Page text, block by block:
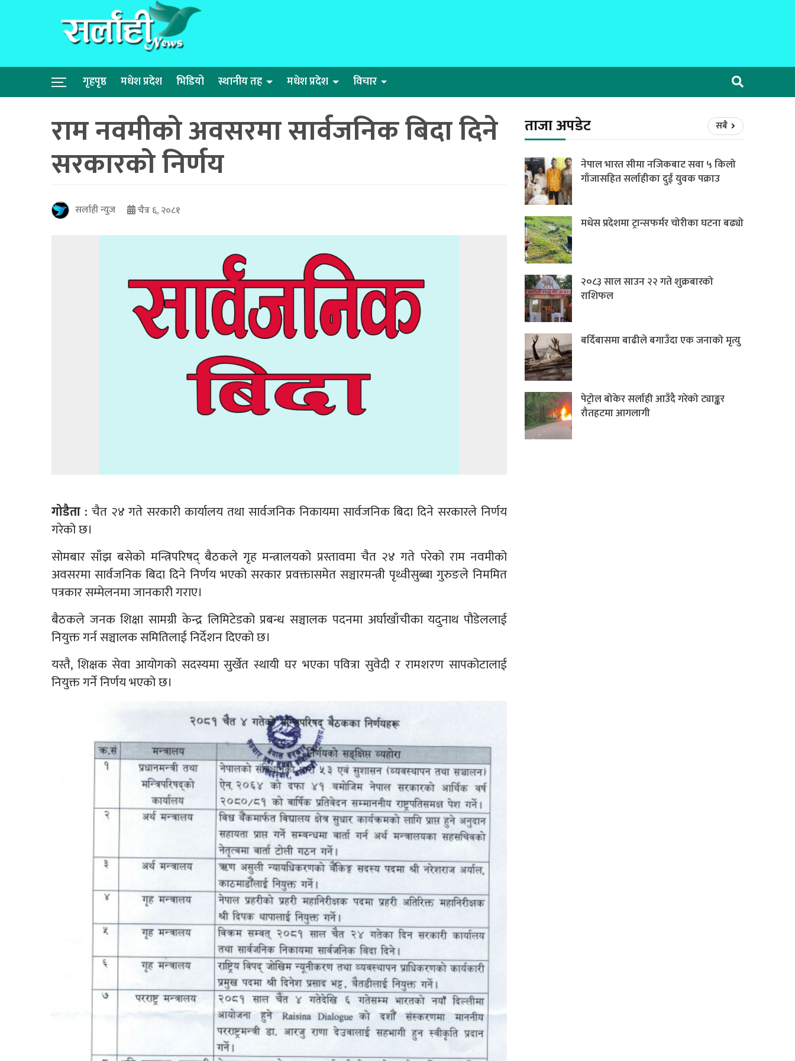
गृहपृष्ठ मधेश प्रदेश भिडियो स्थानीय तह मधेश प्रदेश विचार
राम नवमीको अवसरमा सार्वजनिक बिदा दिने
सरकारको निर्णय
सर्लाही न्युज चैत्र ६, २०८१
गोडैता : चैत २४ गते सरकारी कार्यालय तथा सार्वजनिक निकायमा सार्वजनिक बिदा दिने सरकारले निर्णय
गरेको छ।
सोमबार साँझ बसेको मन्त्रिपरिषद् बैठकले गृह मन्त्रालयको प्रस्तावमा चैत २४ गते परेको राम नवमीको
अवसरमा सार्वजनिक बिदा दिने निर्णय भएको सरकार प्रवक्तासमेत सञ्चारमन्त्री पृथ्वीसुब्बा गुरुङले निममित
पत्रकार सम्मेलनमा जानकारी गराए।
बैठकले जनक शिक्षा सामग्री केन्द्र लिमिटेडको प्रबन्ध सञ्चालक पदनमा अर्घाखाँचीका यदुनाथ पौडेललाई
नियुक्त गर्न सञ्चालक समितिलाई निर्देशन दिएको छ।
यस्तै, शिक्षक सेवा आयोगको सदस्यमा सुर्खेत स्थायी घर भएका पवित्रा सुवेदी र रामशरण सापकोटालाई
नियुक्त गर्ने निर्णय भएको छ।
ताजा अपडेट सबै
नेपाल भारत सीमा नजिकबाट सवा ५ किलो
गाँजासहित सर्लाहीका दुई युवक पक्राउ
मधेस प्रदेशमा ट्रान्सफर्मर चोरीका घटना बढ्यो
२०८३ साल साउन २२ गते शुक्रबारको
राशिफल
बर्दिबासमा बाढीले बगाउँदा एक जनाको मृत्यु
पेट्रोल बोकेर सर्लाही आउँदै गरेको ट्याङ्कर
रौतहटमा आगलागी